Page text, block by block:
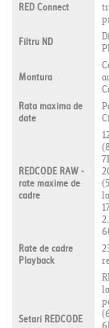
RED Connect
Filtru ND
Montura
Rata maxima de
date
REDCODE RAW -
rate maxime de
cadre
Rate de cadre
Playback
Setari REDCODE